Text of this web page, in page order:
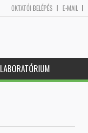
OKTATÓI BELÉPÉS E-MAIL
LABORATÓRIUM